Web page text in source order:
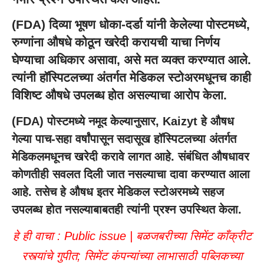
(FDA) दिव्या भूषण धोका-दर्डा यांनी केलेल्या पोस्टमध्ये,
रुग्णांना औषधे कोठून खरेदी करायची याचा निर्णय
घेण्याचा अधिकार असावा, असे मत व्यक्त करण्यात आले.
त्यांनी हॉस्पिटलच्या अंतर्गत मेडिकल स्टोअरमधूनच काही
विशिष्ट औषधे उपलब्ध होत असल्याचा आरोप केला.
(FDA) पोस्टमध्ये नमूद केल्यानुसार, Kaizyt हे औषध
गेल्या पाच-सहा वर्षांपासून सदासूख हॉस्पिटलच्या अंतर्गत
मेडिकलमधूनच खरेदी करावे लागत आहे. संबंधित औषधावर
कोणतीही सवलत दिली जात नसल्याचा दावा करण्यात आला
आहे. तसेच हे औषध इतर मेडिकल स्टोअरमध्ये सहज
उपलब्ध होत नसल्याबाबतही त्यांनी प्रश्न उपस्थित केला.
हे ही वाचा : Public issue | बळजबरीच्या सिमेंट काँक्रीट
रस्त्यांचे गुपीत; सिमेंट कंपन्यांच्या लाभासाठी पब्लिकच्या